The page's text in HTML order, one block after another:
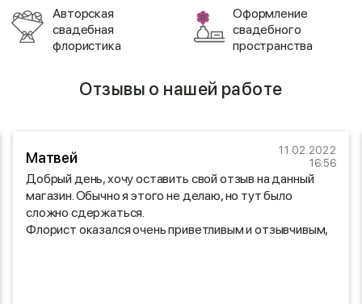
Авторская
свадебная
флористика
Оформление
свадебного
пространства
Отзывы о нашей работе
Матвей
11.02.2022
16:56
Добрый день, хочу оставить свой отзыв на данный
магазин. Обычно я этого не делаю, но тут было
сложно сдержаться.
Флорист оказался очень приветливым и отзывчивым,